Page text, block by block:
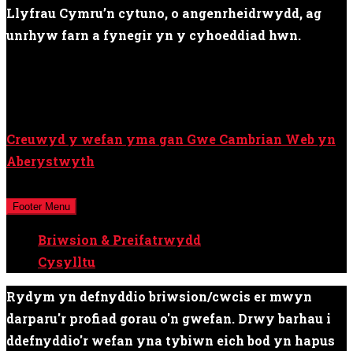
Llyfrau Cymru’n cytuno, o angenrheidrwydd, ag
unrhyw farn a fynegir yn y cyhoeddiad hwn.
Creuwyd y wefan yma gan Gwe Cambrian Web yn
Aberystwyth
Footer Menu
Briwsion & Preifatrwydd
Cysylltu
Rydym yn defnyddio briwsion/cwcis er mwyn
darparu'r profiad gorau o'n gwefan. Drwy barhau i
ddefnyddio'r wefan yna tybiwn eich bod yn hapus